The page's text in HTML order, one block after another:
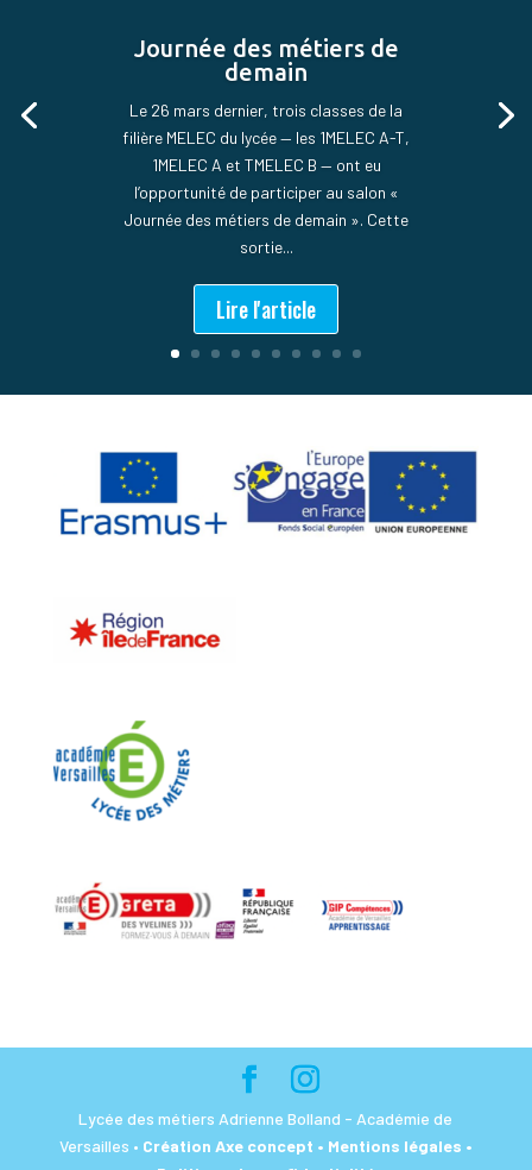
Journée des métiers de
demain
Le 26 mars dernier, trois classes de la
filière MELEC du lycée — les 1MELEC A-T,
1MELEC A et TMELEC B — ont eu
l’opportunité de participer au salon «
Journée des métiers de demain ». Cette
sortie...
Lire l'article
Lycée des métiers Adrienne Bolland - Académie de
Versailles • Création Axe concept • Mentions légales •